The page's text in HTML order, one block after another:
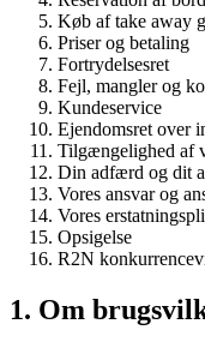
Køb af take away
Priser og betaling
Fortrydelsesret
Fejl, mangler og
Kundeservice
Ejendomsret over
Tilgængelighed af
Din adfærd og dit
Vores ansvar og
Vores
Opsigelse
R2N
1. Om